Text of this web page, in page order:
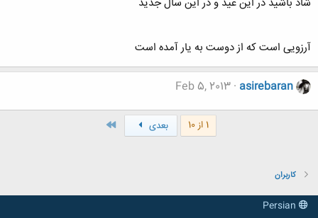
آرزویی است که از دوست به یار آمده است
asirebaran
Feb 5, 2013
1 از 10 بعدی
کاربران